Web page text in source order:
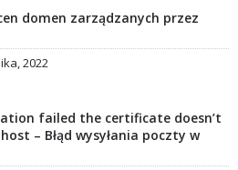
domen zarządzanych przez
2022
failed the certificate doesn’t
– Błąd wysyłania poczty w